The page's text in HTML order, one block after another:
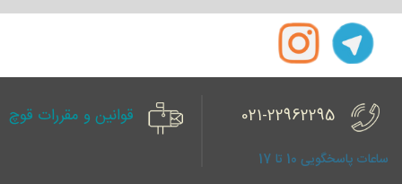
021-22962295
ساعات پاسخگویی 10 تا 17
قوانین و مقررات قوچ